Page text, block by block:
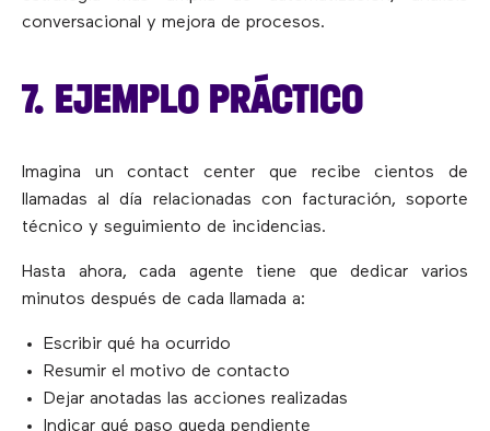
conversacional y mejora de procesos.
7. EJEMPLO PRÁCTICO
Imagina un contact center que recibe cientos de
llamadas al día relacionadas con facturación, soporte
técnico y seguimiento de incidencias.
Hasta ahora, cada agente tiene que dedicar varios
minutos después de cada llamada a:
Escribir qué ha ocurrido
Resumir el motivo de contacto
Dejar anotadas las acciones realizadas
Indicar qué paso queda pendiente